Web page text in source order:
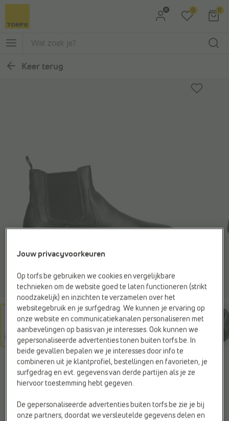
Ga naar Hoofdmenu
0 0
Keer terug
TAMARIS
Chelsea boots zwart
€ 99,99
Jouw privacyvoorkeuren
Op torfs.be gebruiken we cookies en vergelijkbare
technieken om de website goed te laten functioneren (strikt
noodzakelijk) en inzichten te verzamelen over het
websitegebruik en je surfgedrag. We kunnen je ervaring op
onze website en communicatiekanalen personaliseren met
aanbevelingen op basis van je interesses. Ook kunnen we
gepersonaliseerde advertenties tonen buiten torfs.be. In
beide gevallen bepalen we je interesses door info te
combineren uit je klantprofiel, bestellingen en favorieten, je
surfgedrag en evt. gegevens van derde partijen als je ze
hiervoor toestemming hebt gegeven.
De gepersonaliseerde advertenties buiten torfs.be zie je bij
onze partners, doordat we versleutelde gegevens delen en